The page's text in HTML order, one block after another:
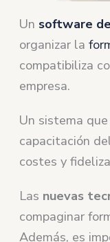
Un software
organizar la
compatibiliza
empresa.
Un sistema
capacitación
costes y
Las nuevas
compaginar
Además, es